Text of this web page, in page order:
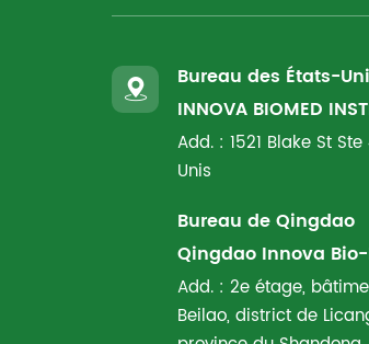
Bureau des États-
INNOVA BIOMED
Add. : 1521 Blake St
Unis
Bureau de Qingdao
Qingdao Innova
Add. : 2e étage,
Beilao, district de